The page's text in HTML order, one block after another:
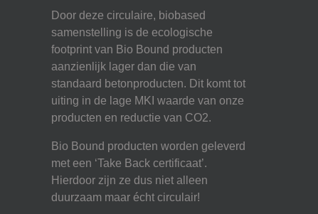
Door deze circulaire, biobased
samenstelling is de ecologische
footprint van Bio Bound producten
aanzienlijk lager dan die van
standaard betonproducten. Dit komt tot
uiting in de lage MKI waarde van onze
producten en reductie van CO2.
Bio Bound producten worden geleverd
met een ‘Take Back certificaat’.
Hierdoor zijn ze dus niet alleen
duurzaam maar écht circulair!